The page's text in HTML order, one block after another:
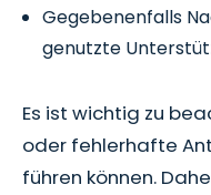
Gegebenenfalls
genutzte
Es ist wichtig zu
oder fehlerhafte
führen können.